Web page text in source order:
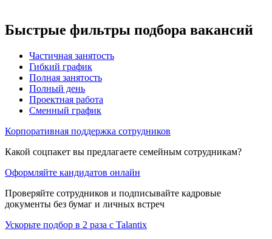
Быстрые фильтры подбора вакансий
Частичная занятость
Гибкий график
Полная занятость
Полный день
Проектная работа
Сменный график
Корпоративная поддержка сотрудников
Какой соцпакет вы предлагаете семейным сотрудникам?
Оформляйте кандидатов онлайн
Проверяйте сотрудников и подписывайте кадровые
документы без бумаг и личных встреч
Ускорьте подбор в 2 раза с Talantix